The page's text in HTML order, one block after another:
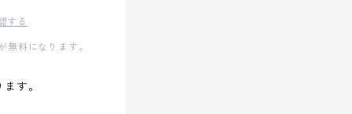
する
料になります。
す。